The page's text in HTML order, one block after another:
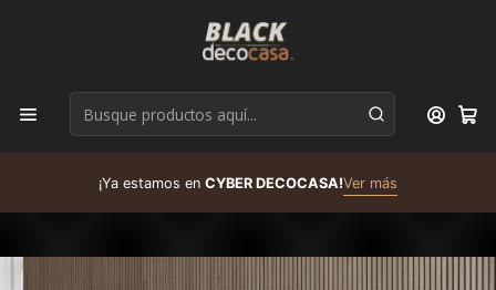
¡Ya estamos en CYBER DECOCASA!Ver más